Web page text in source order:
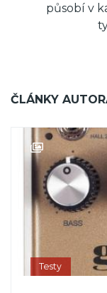
působí v
ČLÁNKY
Testy